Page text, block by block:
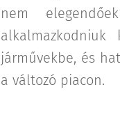
nem
járművekbe, és
a változó piacon.